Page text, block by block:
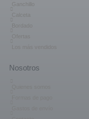
Ganchillo
Calceta
Bordado
Ofertas
Nosotros